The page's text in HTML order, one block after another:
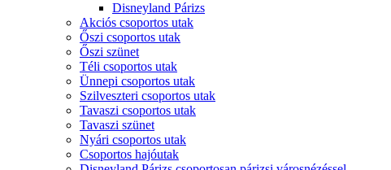
Disneyland Párizs
Akciós csoportos utak
Őszi csoportos utak
Őszi szünet
Téli csoportos utak
Ünnepi csoportos utak
Szilveszteri csoportos utak
Tavaszi csoportos utak
Tavaszi szünet
Nyári csoportos utak
Csoportos hajóutak